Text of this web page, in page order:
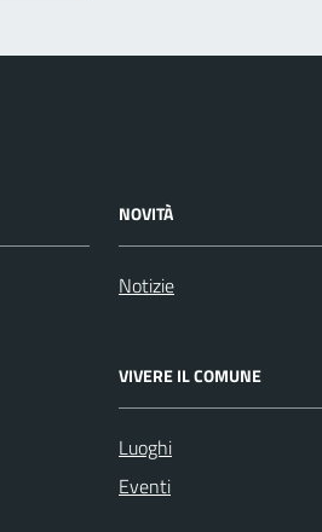
NOVITÀ
Notizie
VIVERE IL COMUNE
Luoghi
Eventi